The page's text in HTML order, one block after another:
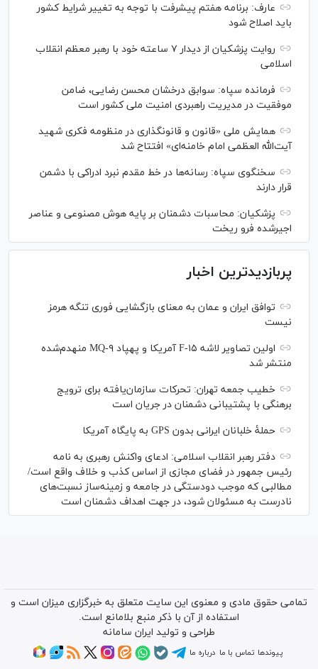
عارف: برنامه هفتم پیشرفت با توجه به تغییر شرایط کشور
باید اصلاح شود
روایت پزشکیان از دیدار ۷ ساعته خود با رهبر معظم انقلاب
اسلامی
فرمانده سپاه: سوابق درخشان محسن رضایی، ضامن
موفقیت در مدیریت راهبردی امنیت ملی کشور است
همایش ملی «قانون و قانونگذاری در منظومه فکری شهید
آیت‌الله العظمی امام خامنه‌ای» افتتاح شد
سخنگوی سپاه: رسانه‌ها در خط مقدم نبرد ادراکی با دشمن
قرار دارند
پزشکیان: محاسبات دشمنان بر پایه هوش مصنوعی و عناصر
اجیرشده فرو ریخت
پربازدیدترین اخبار
توافق ایران و عمان به معنای بازگشایی فوری تنگه هرمز
نیست
اولین تصاویر لاشه F-۱۵ آمریکا و پهپاد MQ-۹ منهدم‌شده
منتشر شد
خطیب جمعه تهران: تحرکات سازمان‌یافته برای ترویج
برهنگی با پشتیبانی دشمنان در جریان است
حملۀ خلبانان ایرانی بدون GPS به پایگاه آمریکا
دفتر رهبر انقلاب اسلامی: ادعای واکنش رهبری به نامه
رئیس جمهور در فضای مجازی از اساس کذب و خلاف واقع است/
مطالبی که موجب دودستگی در جامعه و زمینه‌ساز نسبت‌های
نادرست به مسئولان ‌شود، در جهت اهداف دشمنان است
تمامی حقوق مادی و معنوی این سایت متعلق به خبرگزاری میزان است و
استفاده از آن با ذکر منبع بلامانع است.
طراحی و تولید ایران سامانه
پیوندها تماس با ما درباره ما